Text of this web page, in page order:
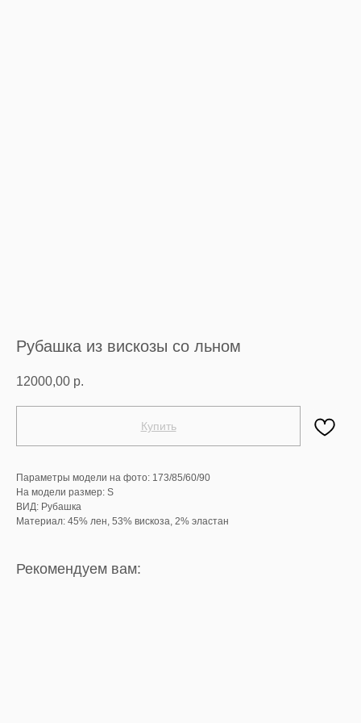
Рубашка из вискозы со льном
12000,00 р.
Купить
Параметры модели на фото: 173/85/60/90
На модели размер: S
ВИД: Рубашка
Материал: 45% лен, 53% вискоза, 2% эластан
Рекомендуем вам: